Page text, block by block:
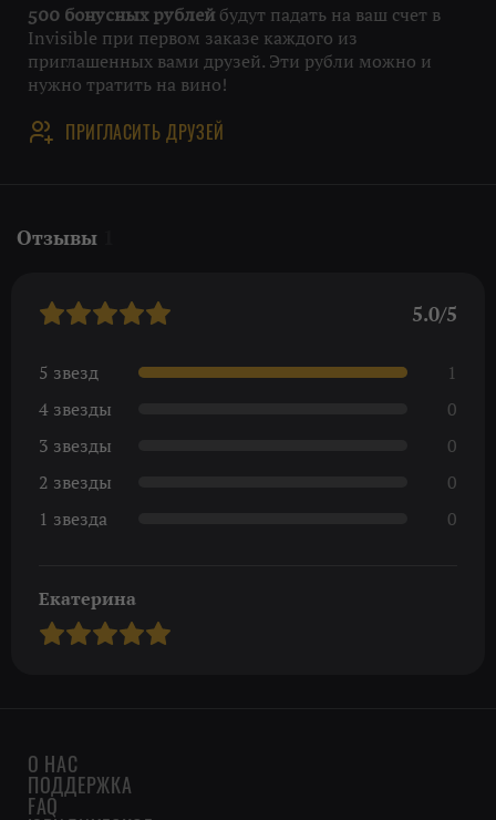
500 бонусных рублей будут падать на ваш счет в
Invisible при первом заказе каждого из
приглашенных вами друзей. Эти рубли можно и
нужно тратить на вино!
ПРИГЛАСИТЬ ДРУЗЕЙ
Отзывы
5.0/5
5 звезд
1
4 звезды
0
3 звезды
0
2 звезды
0
1 звезда
0
Екатерина
О НАС
ПОДДЕРЖКА
FAQ